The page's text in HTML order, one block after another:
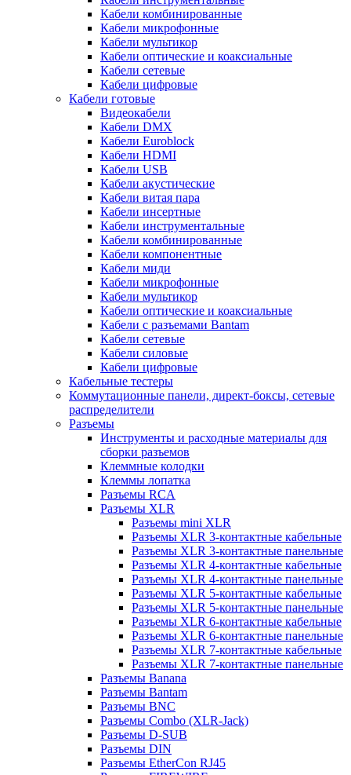
Кабели комбинированные
Кабели микрофонные
Кабели мультикор
Кабели оптические и коаксиальные
Кабели сетевые
Кабели цифровые
Кабели готовые
Видеокабели
Кабели DMX
Кабели Euroblock
Кабели HDMI
Кабели USB
Кабели акустические
Кабели витая пара
Кабели инсертные
Кабели инструментальные
Кабели комбинированные
Кабели компонентные
Кабели миди
Кабели микрофонные
Кабели мультикор
Кабели оптические и коаксиальные
Кабели с разъемами Bantam
Кабели сетевые
Кабели силовые
Кабели цифровые
Кабельные тестеры
Коммутационные панели, директ-боксы, сетевые
распределители
Разъемы
Инструменты и расходные материалы для
сборки разъемов
Клеммные колодки
Клеммы лопатка
Разъемы RCA
Разъемы XLR
Разъемы mini XLR
Разъемы XLR 3-контактные кабельные
Разъемы XLR 3-контактные панельные
Разъемы XLR 4-контактные кабельные
Разъемы XLR 4-контактные панельные
Разъемы XLR 5-контактные кабельные
Разъемы XLR 5-контактные панельные
Разъемы XLR 6-контактные кабельные
Разъемы XLR 6-контактные панельные
Разъемы XLR 7-контактные кабельные
Разъемы XLR 7-контактные панельные
Разъемы Banana
Разъемы Bantam
Разъемы BNC
Разъемы Combo (XLR-Jack)
Разъемы D-SUB
Разъемы DIN
Разъемы EtherCon RJ45